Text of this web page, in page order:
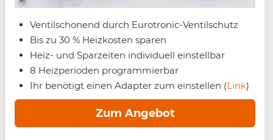
Ventilschonend durch Eurotronic-Ventilschutz
Bis zu 30 % Heizkosten sparen
Heiz- und Sparzeiten individuell einstellbar
8 Heizperioden programmierbar
Ihr benötigt einen Adapter zum einstellen (Link)
Zum Angebot